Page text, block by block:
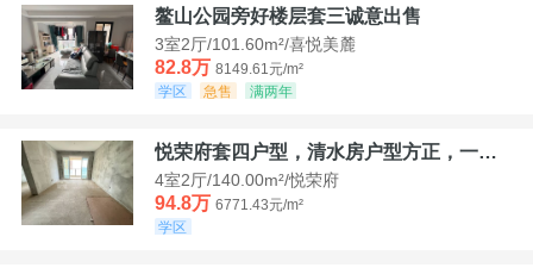
鳌山公园旁好楼层套三诚意出售
3室2厅/101.60m²/喜悦美麓
82.8万 8149.61元/m²
学区
急售 满两年
悦荣府套四户型，清水房户型方正，一口价94，8
4室2厅/140.00m²/悦荣府
94.8万 6771.43元/m²
学区